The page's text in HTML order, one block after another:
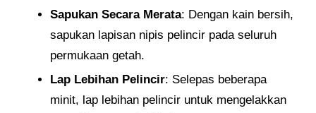
Sapukan Secara Merata: Dengan kain bersih,
sapukan lapisan nipis pelincir pada seluruh
permukaan getah.
Lap Lebihan Pelincir: Selepas beberapa
minit, lap lebihan pelincir untuk mengelakkan